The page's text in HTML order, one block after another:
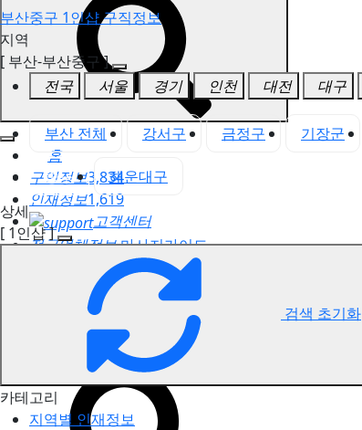
홈
구인정보3,834
인재정보1,619
고객센터
전국업체정보마사지가이드
업체 서비스 관리
개인 서비스 관리
부산중구 1인샵 구직정보
부산중구 1인샵 구직정보
지역
[ 부산-부산중구 ]
전국
서울 경기 인천 대전 대구
부산 전체 강서구 금정구 기장군
중구
해운대구
상세
[ 1인샵 ]
검색 초기화
카테고리
지역별 인재정보